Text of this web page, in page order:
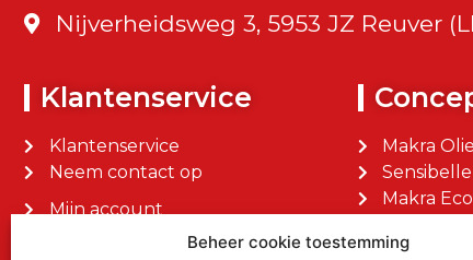
Beheer cookie toestemming
Nijverheidsweg 3, 5953 JZ Reuver
Klantenservice
Klantenservice
Neem contact op
Mijn account
Mijn bestellingen
Makra
Makra